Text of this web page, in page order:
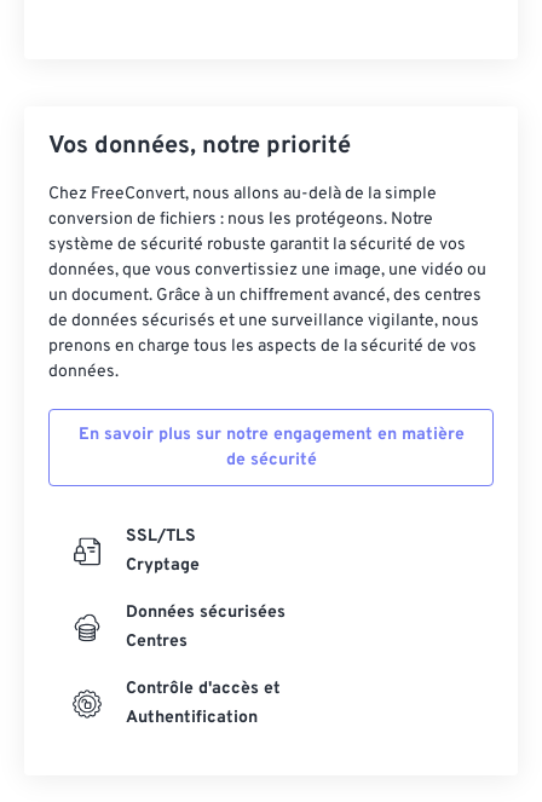
Vos données, notre priorité
Chez FreeConvert, nous allons au-delà de la simple
conversion de fichiers : nous les protégeons. Notre
système de sécurité robuste garantit la sécurité de vos
données, que vous convertissiez une image, une vidéo ou
un document. Grâce à un chiffrement avancé, des centres
de données sécurisés et une surveillance vigilante, nous
prenons en charge tous les aspects de la sécurité de vos
données.
En savoir plus sur notre engagement en matière
de sécurité
SSL/TLS
Cryptage
Données sécurisées
Centres
Contrôle d'accès et
Authentification